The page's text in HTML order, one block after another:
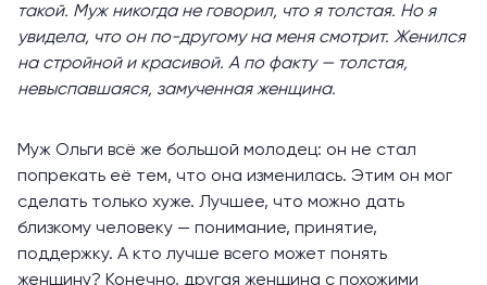
такой. Муж никогда не говорил, что я толстая. Но я
увидела, что он по-другому на меня смотрит. Женился
на стройной и красивой. А по факту — толстая,
невыспавшаяся, замученная женщина.
Муж Ольги всё же большой молодец: он не стал
попрекать её тем, что она изменилась. Этим он мог
сделать только хуже. Лучшее, что можно дать
близкому человеку — понимание, принятие,
поддержку. А кто лучше всего может понять
женщину? Конечно, другая женщина с похожими